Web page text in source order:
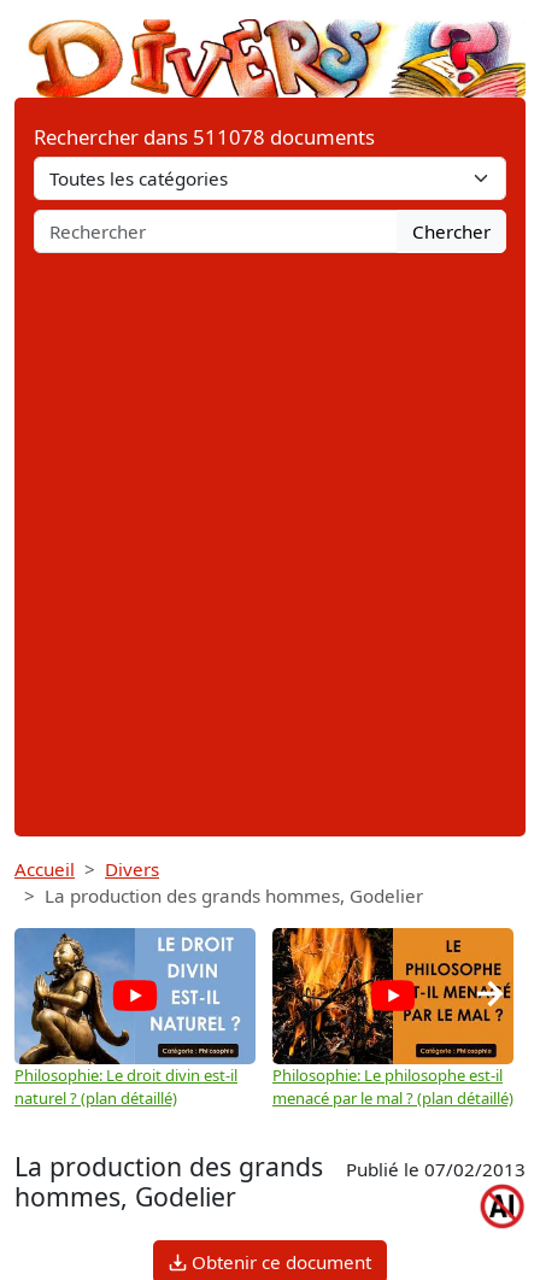
Rechercher dans 511078 documents
Chercher
Accueil
Divers
La production des grands hommes, Godelier
Philosophie: Le droit divin est-il
naturel ? (plan détaillé)
Philosophie: Le philosophe est-il
menacé par le mal ? (plan détaillé)
→
La production des grands
hommes, Godelier
Publié le 07/02/2013
Obtenir ce document